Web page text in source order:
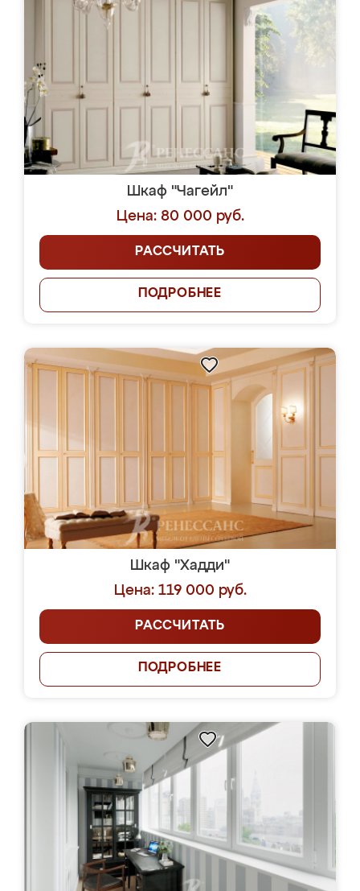
Шкаф "Чагейл"
Цена: 80 000 руб.
РАССЧИТАТЬ
ПОДРОБНЕЕ
Шкаф "Хадди"
Цена: 119 000 руб.
РАССЧИТАТЬ
ПОДРОБНЕЕ